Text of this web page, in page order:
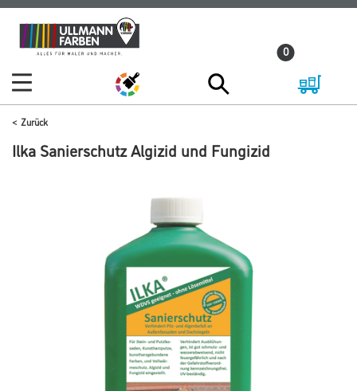
Zum
Inhalt
Zum
Navigationsmenü
0
Zurück
Ilka Sanierschutz Algizid und Fungizid